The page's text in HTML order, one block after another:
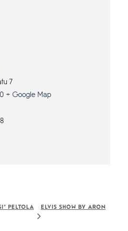
7
+ Google Map
Peltola Elvis Show by ARON